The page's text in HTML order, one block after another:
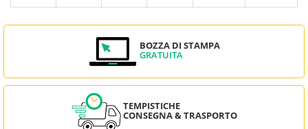
BOZZA DI STAMPA
GRATUITA
TEMPISTICHE
CONSEGNA & TRASPORTO